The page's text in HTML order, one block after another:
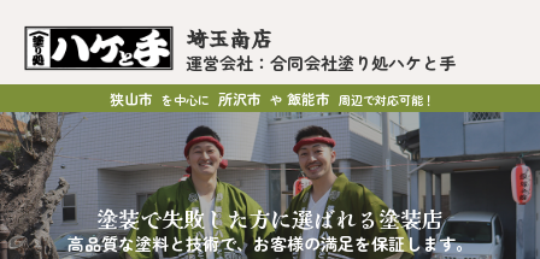
埼玉南店
運営会社：合同会社塗り処ハケと手
狭山市 を中心に 所沢市 や 飯能市 周辺で対応可能！
塗装で失敗した方に選ばれる塗装店
高品質な塗料と技術で、お客様の満足を保証します。